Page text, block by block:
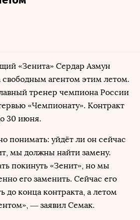
«Зенита» Сердар Азмун
свободным агентом этим летом.
тренер чемпиона России
«Чемпионату». Контракт
30 июня.
понимать: уйдёт ли он сейчас
мы должны найти замену.
покинуть «Зенит», но мы
его заменить. Сейчас его
до конца контракта, а летом
— заявил Семак.